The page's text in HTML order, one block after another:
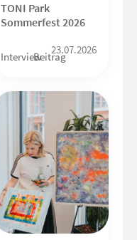
TONI Park
Sommerfest 2026
InterviewBeitrag
23.07.2026